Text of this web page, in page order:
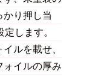
り押し当
します。
ルを載せ、
ォイルの厚み